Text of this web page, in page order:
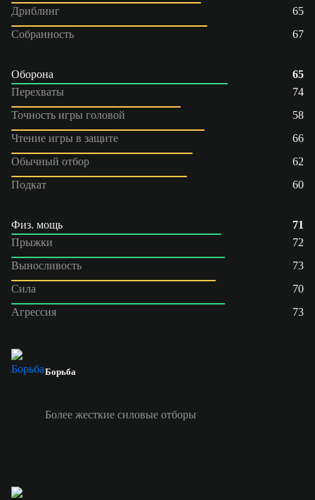
Дриблинг
65
Собранность
67
Оборона
65
Перехваты
74
Точность игры головой
58
Чтение игры в защите
66
Обычный отбор
62
Подкат
60
Физ. мощь
71
Прыжки
72
Выносливость
73
Сила
70
Агрессия
73
Борьба
Более жесткие силовые отборы